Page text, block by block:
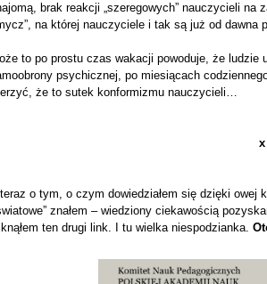
brak reakcji „szeregowych” nauczycieli na
na której nauczyciele i tak są już od dawna
to po prostu czas wakacji powoduje, że
psychicznej, po miesiącach
że to sutek konformizmu nauczycieli…
o tym, o czym dowiedziałem się dzięki owej
znałem – wiedziony ciekawością
ten drugi link. I tu wielka niespodzianka.